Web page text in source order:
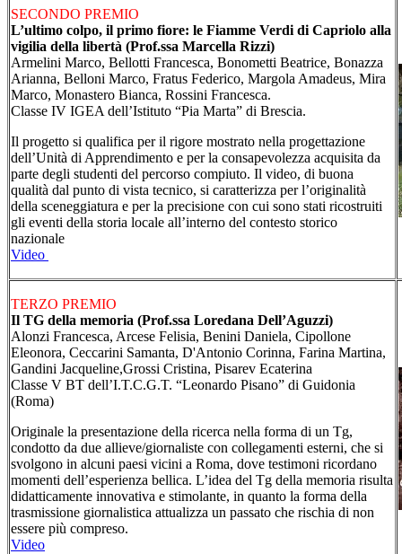
SECONDO PREMIO
L’ultimo colpo, il primo fiore: le Fiamme Verdi di Capriolo alla
vigilia della libertà (Prof.ssa Marcella Rizzi)
Armelini Marco, Bellotti Francesca, Bonometti Beatrice, Bonazza
Arianna, Belloni Marco, Fratus Federico, Margola Amadeus, Mira
Marco, Monastero Bianca, Rossini Francesca.
Classe IV IGEA dell’Istituto “Pia Marta” di Brescia.
Il progetto si qualifica per il rigore mostrato nella progettazione
dell’Unità di Apprendimento e per la consapevolezza acquisita da
parte degli studenti del percorso compiuto. Il video, di buona
qualità dal punto di vista tecnico, si caratterizza per l’originalità
della sceneggiatura e per la precisione con cui sono stati ricostruiti
gli eventi della storia locale all’interno del contesto storico
nazionale
Video
TERZO PREMIO
Il TG della memoria (Prof.ssa Loredana Dell’Aguzzi)
Alonzi Francesca, Arcese Felisia, Benini Daniela, Cipollone
Eleonora, Ceccarini Samanta, D'Antonio Corinna, Farina Martina,
Gandini Jacqueline,Grossi Cristina, Pisarev Ecaterina
Classe V BT dell’I.T.C.G.T. “Leonardo Pisano” di Guidonia
(Roma)
Originale la presentazione della ricerca nella forma di un Tg,
condotto da due allieve/giornaliste con collegamenti esterni, che si
svolgono in alcuni paesi vicini a Roma, dove testimoni ricordano
momenti dell’esperienza bellica. L’idea del Tg della memoria risulta
didatticamente innovativa e stimolante, in quanto la forma della
trasmissione giornalistica attualizza un passato che rischia di non
essere più compreso.
Video